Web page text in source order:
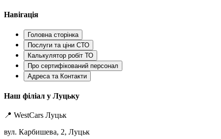
Навігація
Головна сторінка
Послуги та ціни СТО
Калькулятор робіт ТО
Про сертифікований персонал
Адреса та Контакти
Наш філіал у Луцьку
📍 WestCars Луцьк
вул. Карбишева, 2, Луцьк